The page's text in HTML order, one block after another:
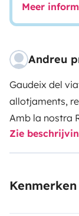
Meer
Andreu
Gaudeix del
allotjaments,
Amb la nostra
millors llocs
que amb els
Desperta't
Zie
Kenmerken